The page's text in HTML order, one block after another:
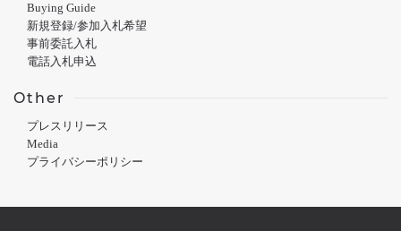
Buying Guide
新規登録/参加入札希望
事前委託入札
電話入札申込
Other
プレスリリース
Media
プライバシーポリシー